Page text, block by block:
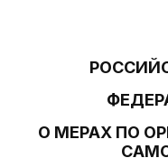
О МЕРАХ ПО